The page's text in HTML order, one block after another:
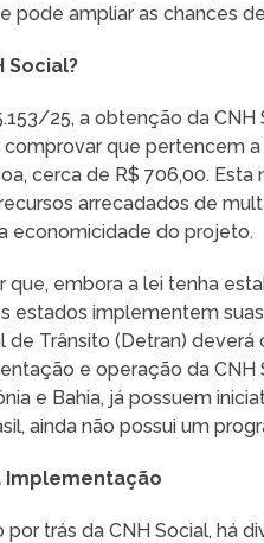
pode ampliar as chances
Social?
25, a obtenção da
que pertencem
cerca de R$ 706,00.
arrecadados de
economicidade do projeto.
que, embora a lei tenha
estados implementem
Trânsito (Detran) deverá
e operação da
e Bahia, já possuem
ainda não possui um
Implementação
trás da CNH Social, há